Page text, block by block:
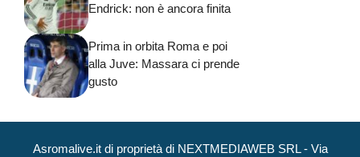
Endrick: non è ancora finita
Prima in orbita Roma e poi
alla Juve: Massara ci prende
gusto
Asromalive.it di proprietà di NEXTMEDIAWEB SRL - Via